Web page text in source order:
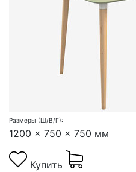
Размеры (Ш/В/Г):
1200 x 750 x 750 мм
Купить